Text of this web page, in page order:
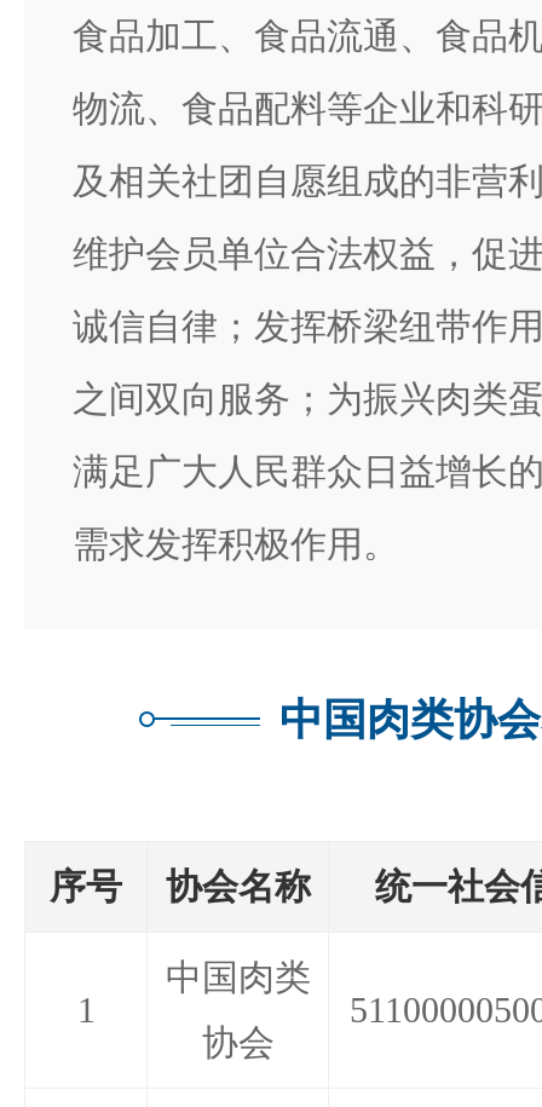
食品加工、食品流通、食品
物流、食品配料等企业和科
及相关社团自愿组成的非营
维护会员单位合法权益，促
诚信自律；发挥桥梁纽带作
之间双向服务；为振兴肉类
满足广大人民群众日益增长
需求发挥积极作用。
中国肉类协
序号 协会名称 统一社会
1
中国肉类
协会